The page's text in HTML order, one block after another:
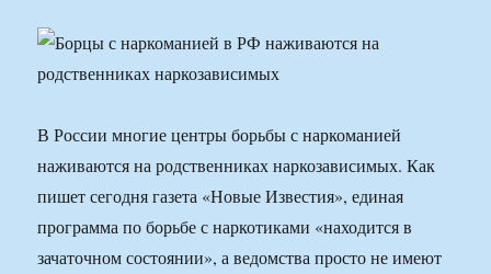
В России многие центры борьбы с наркоманией
наживаются на родственниках наркозависимых. Как
пишет сегодня газета «Новые Известия», единая
программа по борьбе с наркотиками «находится в
зачаточном состоянии», а ведомства просто не имеют